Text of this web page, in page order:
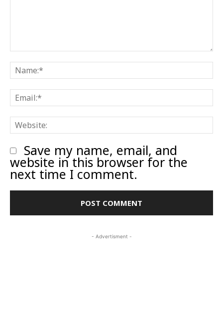
Comment:
Save my name, email, and
website in this browser for the
next time I comment.
- Advertisment -